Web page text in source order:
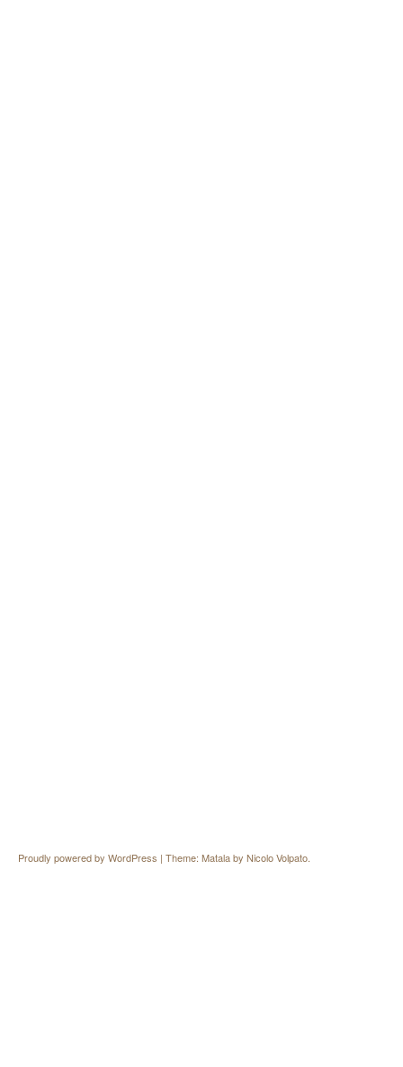
Proudly powered by WordPress | Theme: Matala by Nicolo Volpato.